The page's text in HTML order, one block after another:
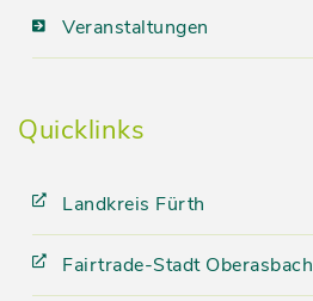
Veranstaltungen
Quicklinks
Landkreis Fürth
Fairtrade-Stadt Oberasbach